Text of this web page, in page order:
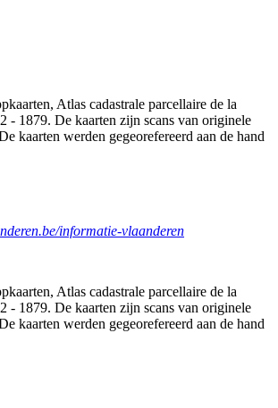
Atlas cadastrale parcellaire de la
- 1879. De kaarten zijn scans van originele
kaarten werden gegeorefereerd aan de hand
informatie-vlaanderen
Atlas cadastrale parcellaire de la
- 1879. De kaarten zijn scans van originele
kaarten werden gegeorefereerd aan de hand